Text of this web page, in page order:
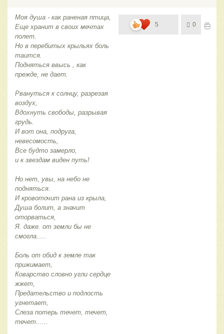
Моя душа - как раненая птица,
Еще хранит в своих мечтах
полет.
Но в перебитых крыльях боль
таится.
Подняться ввысь , как
прежде, не дает.
Рвануться к солнцу, разрезая
воздух,
Вдохнуть свободы, разрывая
грудь.
И вот она, подруга,
невесомость,
Все будто замерло,
и к звездам виден путь!
Но нет, увы, на небо не
подняться.
И кровоточит рана из крыла,
Душа болит, а значит
оторваться,
Я. даже. от земли бы не
смогла.....
Боль от обид к земле так
прижимает,
Коварство словно угли сердце
жжет,
Предательство и подлость
угнетает,
Слеза потерь течет, течет,
течет......
5 0